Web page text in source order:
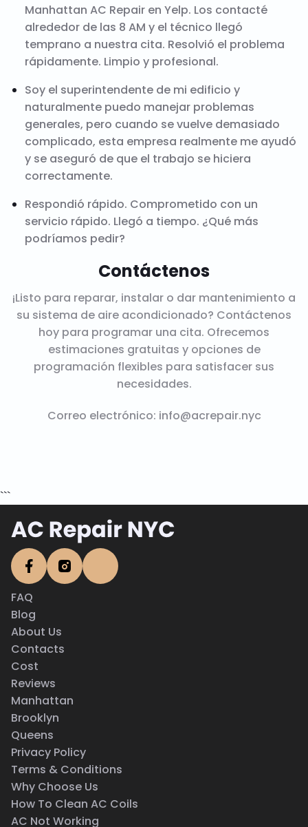
Manhattan AC Repair en Yelp. Los contacté
alrededor de las 8 AM y el técnico llegó
temprano a nuestra cita. Resolvió el problema
rápidamente. Limpio y profesional.
Soy el superintendente de mi edificio y
naturalmente puedo manejar problemas
generales, pero cuando se vuelve demasiado
complicado, esta empresa realmente me ayudó
y se aseguró de que el trabajo se hiciera
correctamente.
Respondió rápido. Comprometido con un
servicio rápido. Llegó a tiempo. ¿Qué más
podríamos pedir?
Contáctenos
¡Listo para reparar, instalar o dar mantenimiento a
su sistema de aire acondicionado? Contáctenos
hoy para programar una cita. Ofrecemos
estimaciones gratuitas y opciones de
programación flexibles para satisfacer sus
necesidades.
Correo electrónico: info@acrepair.nyc
```
FAQ
Blog
About Us
Contacts
Cost
Reviews
Manhattan
Brooklyn
Queens
Privacy Policy
Terms & Conditions
Why Choose Us
How To Clean AC Coils
AC Not Working